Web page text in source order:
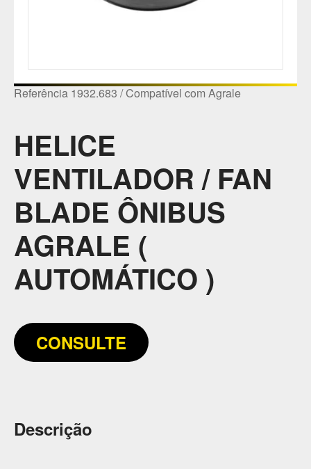
Referência 1932.683 / Compatível com Agrale
HELICE
VENTILADOR / FAN
BLADE ÔNIBUS
AGRALE (
AUTOMÁTICO )
CONSULTE
Descrição